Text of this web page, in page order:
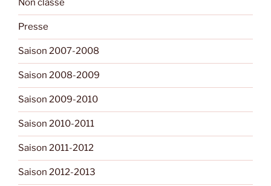
Non classé
Presse
Saison 2007-2008
Saison 2008-2009
Saison 2009-2010
Saison 2010-2011
Saison 2011-2012
Saison 2012-2013